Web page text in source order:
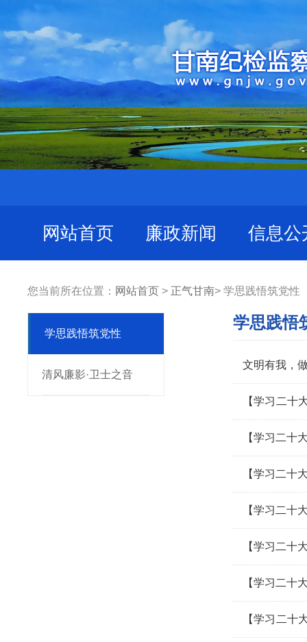
网站首页 廉政新闻 信息公
您当前所在位置： 网站首页 > 正气甘南> 学思践悟筑党性
学思践悟筑党性
清风廉影·卫士之音
学思践悟
文明有我，
【学习二十
【学习二十
【学习二十
【学习二十
【学习二十
【学习二